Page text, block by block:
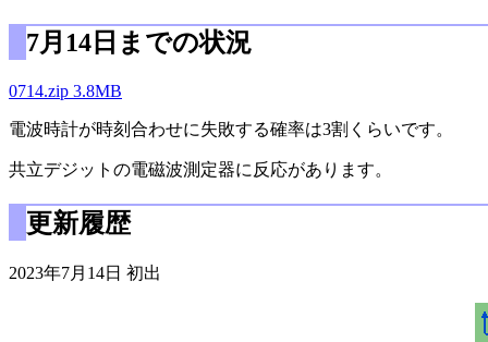
7月14日までの状況
0714.zip 3.8MB
電波時計が時刻合わせに失敗する確率は3割くらいです。
共立デジットの電磁波測定器に反応があります。
更新履歴
2023年7月14日 初出